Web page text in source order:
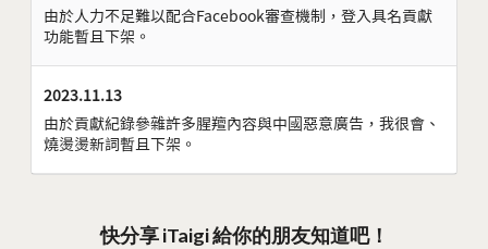
由於人力不足難以配合Facebook審查機制，登入具名貢獻
功能暫且下架。
2023.11.13
由於貢獻紀錄參雜許多腥羶內容與中國惡意廣告，我很會、
燒燙燙新詞暫且下架。
快分享 iTaigi 給你的朋友知道吧！